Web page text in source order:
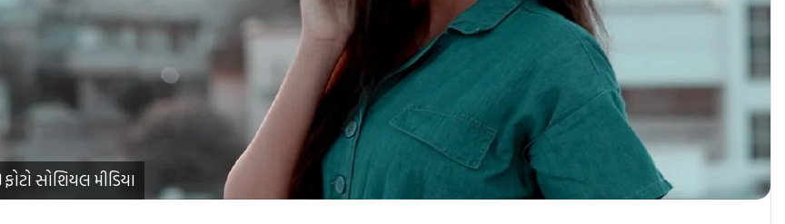
ફોટો સોશિયલ મીડિયા